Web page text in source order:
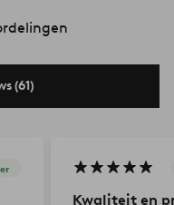
(61)
Kwaliteit en